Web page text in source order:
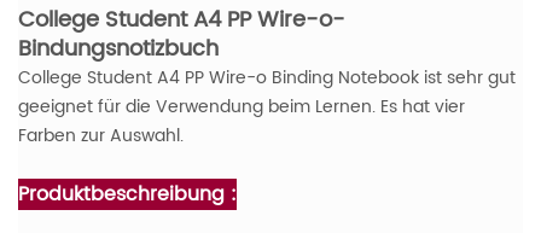
College Student A4 PP Wire-o-
Bindungsnotizbuch
College Student A4 PP Wire-o Binding Notebook ist sehr gut
geeignet für die Verwendung beim Lernen. Es hat vier
Farben zur Auswahl.
Produktbeschreibung :